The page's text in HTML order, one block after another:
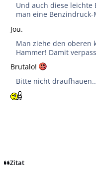
Und auch diese
man eine Benzindruck-
Jou.
Man ziehe den oberen
Hammer! Damit
Brutalo!
Bitte nicht
Zitat